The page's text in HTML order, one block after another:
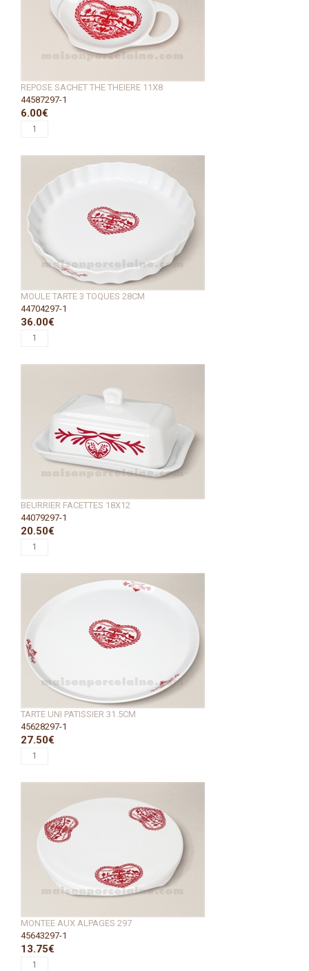
REPOSE SACHET THE THEIERE 11X8
44587297-1
6.00€
MOULE TARTE 3 TOQUES 28CM
44704297-1
36.00€
BEURRIER FACETTES 18X12
44079297-1
20.50€
TARTE UNI PATISSIER 31.5CM
45628297-1
27.50€
MONTEE AUX ALPAGES 297
45643297-1
13.75€